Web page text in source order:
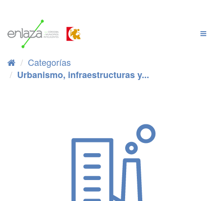
Categorías
Urbanismo, infraestructuras y...